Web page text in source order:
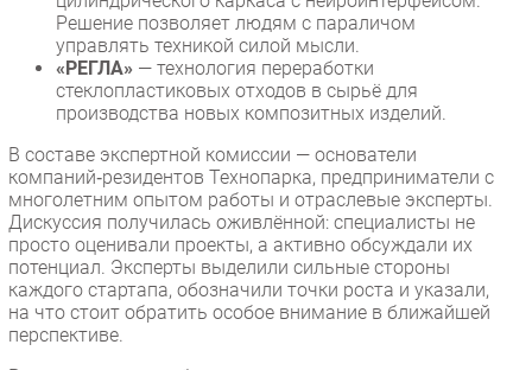
Решение позволяет людям с параличом
управлять техникой силой мысли.
«РЕГЛА» — технология переработки
стеклопластиковых отходов в сырьё для
производства новых композитных изделий.
В составе экспертной комиссии — основатели
компаний‑резидентов Технопарка, предприниматели с
многолетним опытом работы и отраслевые эксперты.
Дискуссия получилась оживлённой: специалисты не
просто оценивали проекты, а активно обсуждали их
потенциал. Эксперты выделили сильные стороны
каждого стартапа, обозначили точки роста и указали,
на что стоит обратить особое внимание в ближайшей
перспективе.